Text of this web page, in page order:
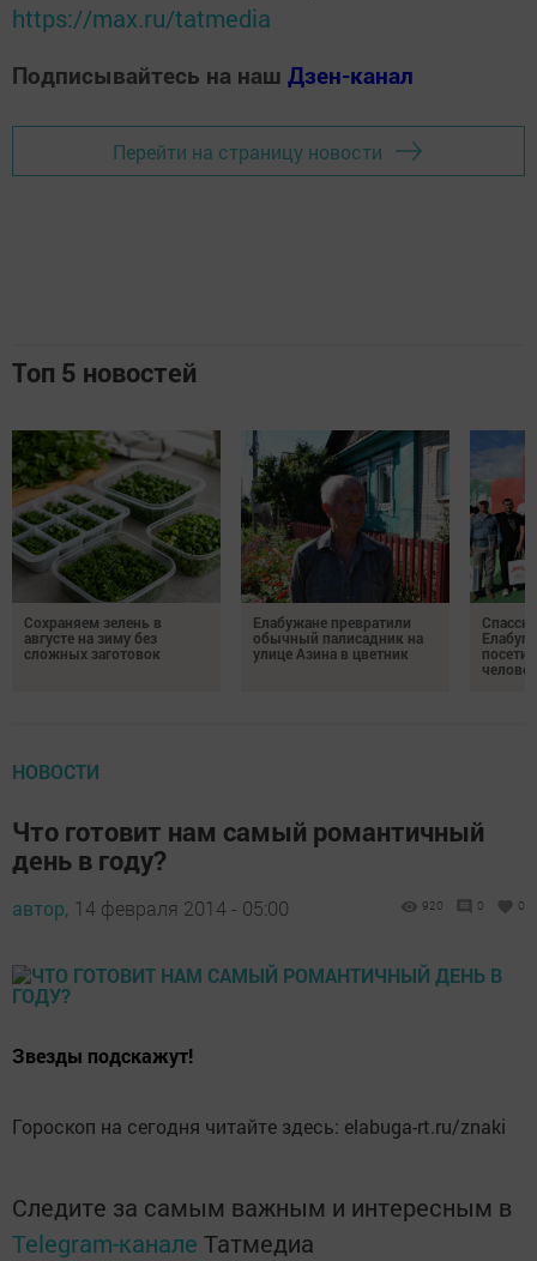
https://max.ru/tatmedia
Подписывайтесь на наш Дзен-канал
Перейти на страницу новости
Топ 5 новостей
Сохраняем зелень в
августе на зиму без
сложных заготовок
Елабужане превратили
обычный палисадник на
улице Азина в цветник
человек
НОВОСТИ
Что готовит нам самый романтичный
день в году?
автор, 14 февраля 2014 - 05:00 920 0 0
Звезды подскажут!
Гороскоп на сегодня читайте здесь: elabuga-rt.ru/znaki
Следите за самым важным и интересным в
Telegram-канале Татмедиа